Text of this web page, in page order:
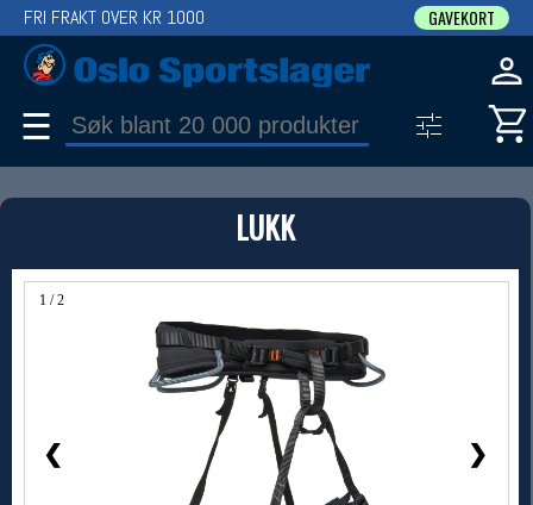
LUKK
1 / 2
❮ ❯
FRI FRAKT OVER KR 1000 GAVEKORT
☰
PRODUKT
Produkter (1)
Bruk filter til å spisse søket